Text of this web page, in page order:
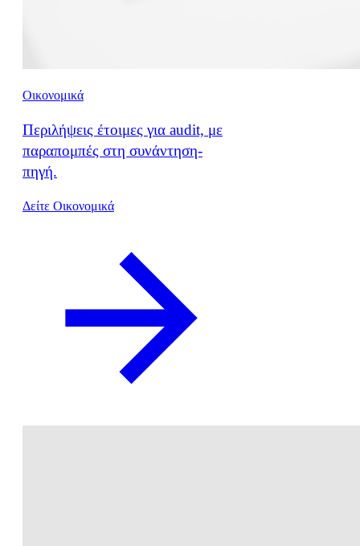
Οικονομικά
Περιλήψεις έτοιμες για audit, με
παραπομπές στη συνάντηση-
πηγή.
Δείτε Οικονομικά